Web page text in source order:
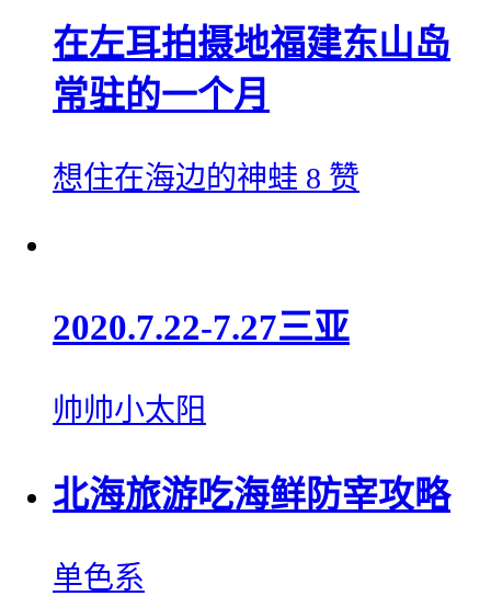
在左耳拍摄地福建东山岛
常驻的一个月
想住在海边的神蛙 8 赞
2020.7.22-7.27三亚
帅帅小太阳
北海旅游吃海鲜防宰攻略
单色系